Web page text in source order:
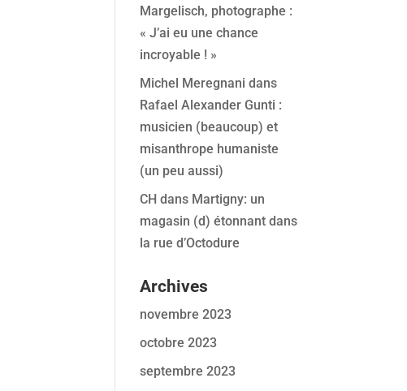
Margelisch, photographe :
« J’ai eu une chance
incroyable ! »
Michel Meregnani dans
Rafael Alexander Gunti :
musicien (beaucoup) et
misanthrope humaniste
(un peu aussi)
CH dans Martigny: un
magasin (d) étonnant dans
la rue d’Octodure
Archives
novembre 2023
octobre 2023
septembre 2023